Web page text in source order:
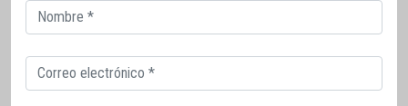
Correo
electrónico
Correo
electrónico